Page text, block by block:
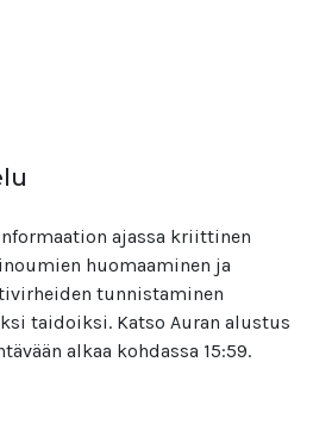
ajassa kriittinen
huomaaminen ja
tunnistaminen
taidoiksi. Katso Auran alustus
alkaa kohdassa 15:59.